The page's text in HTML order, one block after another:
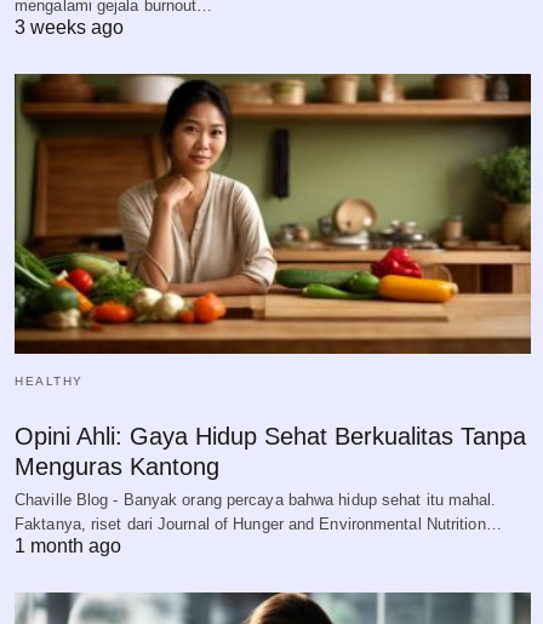
mengalami gejala burnout…
3 weeks ago
HEALTHY
Opini Ahli: Gaya Hidup Sehat Berkualitas Tanpa
Menguras Kantong
Chaville Blog - Banyak orang percaya bahwa hidup sehat itu mahal.
Faktanya, riset dari Journal of Hunger and Environmental Nutrition…
1 month ago